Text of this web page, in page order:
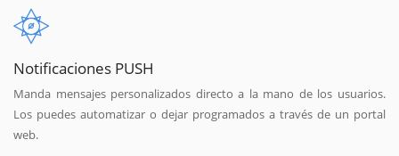
Notificaciones PUSH
Manda mensajes personalizados directo a la mano de los usuarios.
Los puedes automatizar o dejar programados a través de un portal
web.